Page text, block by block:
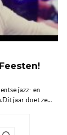
jazz- en
jaar doet ze...